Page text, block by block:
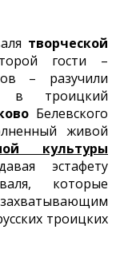
творческой
гости –
– разучили
в троицкий
Белевского
живой
культуры
эстафету
которые
троицких